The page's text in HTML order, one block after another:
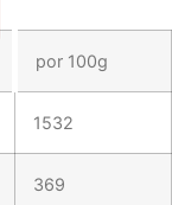
por 100g
1532
369